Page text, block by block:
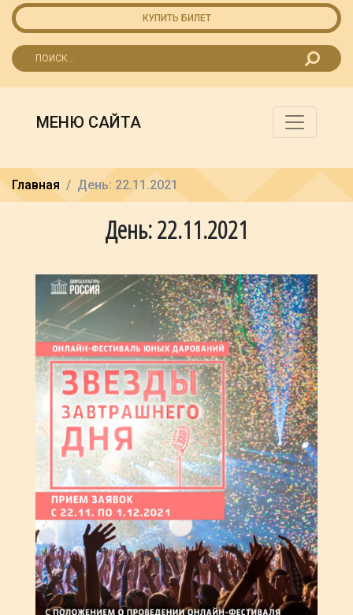
КУПИТЬ БИЛЕТ
МЕНЮ САЙТА
Главная День: 22.11.2021
День: 22.11.2021